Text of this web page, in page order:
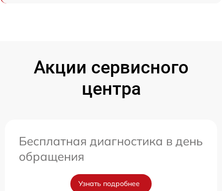
Акции сервисного
центра
Бесплатная диагностика в день
обращения
Узнать подробнее